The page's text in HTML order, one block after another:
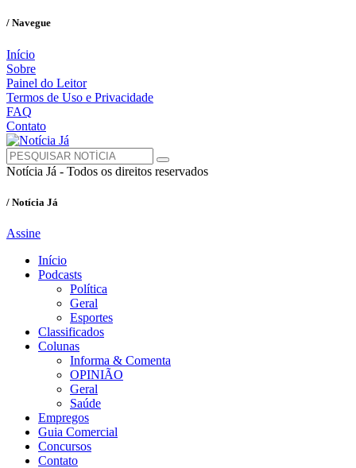
/ Navegue
Início
Sobre
Painel do Leitor
Termos de Uso e Privacidade
FAQ
Contato
Notícia Já - Todos os direitos reservados
/ Notícia Já
Assine
Início
Podcasts
Política
Geral
Esportes
Classificados
Colunas
Informa & Comenta
OPINIÃO
Geral
Saúde
Empregos
Guia Comercial
Concursos
Contato